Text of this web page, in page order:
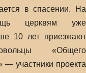
в спасении. На
церквям уже
10 лет приезжают
«Общего
— участники проекта